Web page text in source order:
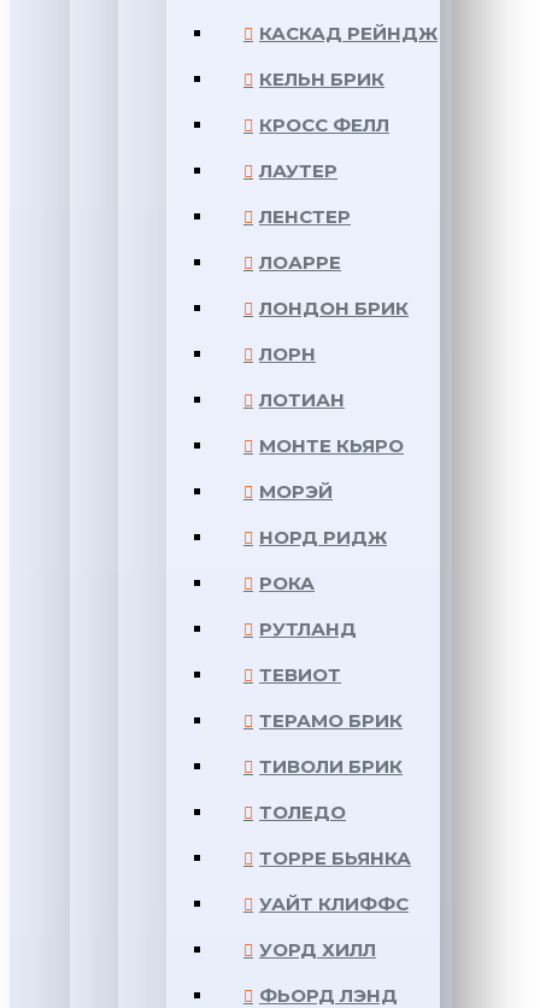
КАСКАД РЕЙНДЖ
КЕЛЬН БРИК
КРОСС ФЕЛЛ
ЛАУТЕР
ЛЕНСТЕР
ЛОАРРЕ
ЛОНДОН БРИК
ЛОРН
ЛОТИАН
МОНТЕ КЬЯРО
МОРЭЙ
НОРД РИДЖ
РОКА
РУТЛАНД
ТЕВИОТ
ТЕРАМО БРИК
ТИВОЛИ БРИК
ТОЛЕДО
ТОРРЕ БЬЯНКА
УАЙТ КЛИФФС
УОРД ХИЛЛ
ФЬОРД ЛЭНД